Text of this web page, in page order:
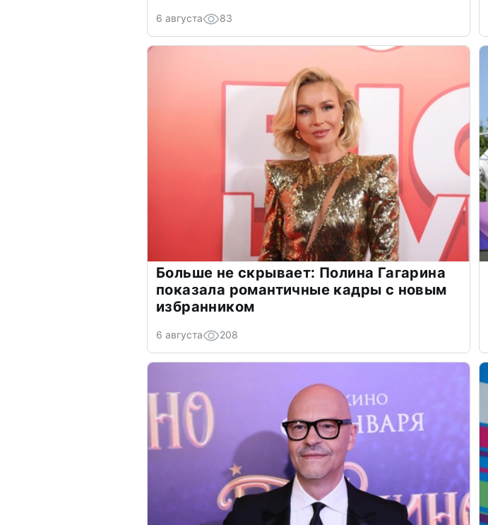
6 августа 83
Больше не скрывает: Полина Гагарина
показала романтичные кадры с новым
избранником
6 августа 208